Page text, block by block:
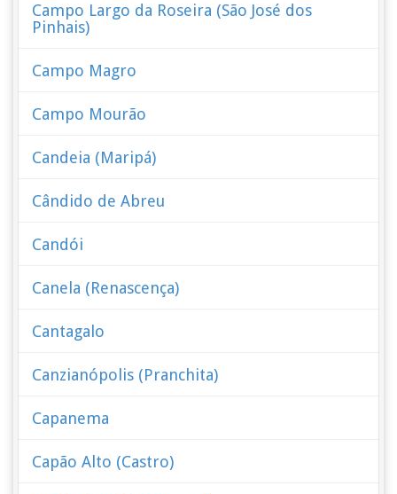
Campo Largo da Roseira (São José dos
Pinhais)
Campo Magro
Campo Mourão
Candeia (Maripá)
Cândido de Abreu
Candói
Canela (Renascença)
Cantagalo
Canzianópolis (Pranchita)
Capanema
Capão Alto (Castro)